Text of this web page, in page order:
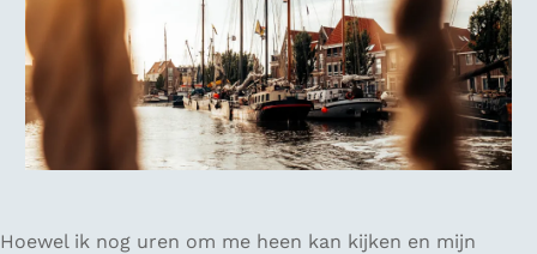
Hoewel ik nog uren om me heen kan kijken en mijn